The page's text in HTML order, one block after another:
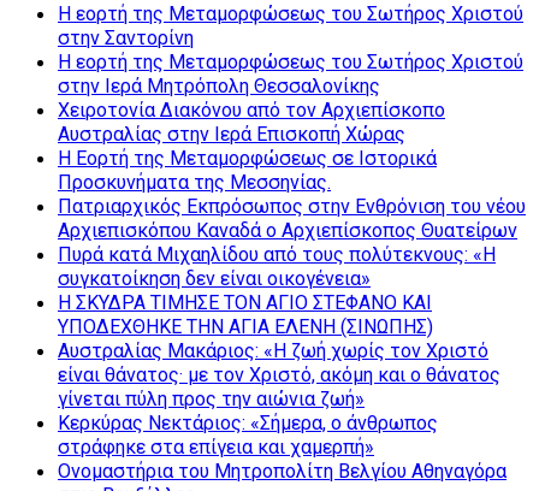
Η εορτή της Μεταμορφώσεως του Σωτήρος Χριστού
στην Σαντορίνη
Η εορτή της Μεταμορφώσεως του Σωτήρος Χριστού
στην Ιερά Μητρόπολη Θεσσαλονίκης
Χειροτονία Διακόνου από τον Αρχιεπίσκοπο
Αυστραλίας στην Ιερά Επισκοπή Χώρας
Η Εορτή της Μεταμορφώσεως σε Ιστορικά
Προσκυνήματα της Μεσσηνίας.
Πατριαρχικός Εκπρόσωπος στην Ενθρόνιση του νέου
Αρχιεπισκόπου Καναδά ο Αρχιεπίσκοπος Θυατείρων
Πυρά κατά Μιχαηλίδου από τους πολύτεκνους: «Η
συγκατοίκηση δεν είναι οικογένεια»
Η ΣΚΥΔΡΑ ΤΙΜΗΣΕ ΤΟΝ ΑΓΙΟ ΣΤΕΦΑΝΟ ΚΑΙ
ΥΠΟΔΕΧΘΗΚΕ ΤΗΝ ΑΓΙΑ ΕΛΕΝΗ (ΣΙΝΩΠΗΣ)
Αυστραλίας Μακάριος: «Η ζωή χωρίς τον Χριστό
είναι θάνατος· με τον Χριστό, ακόμη και ο θάνατος
γίνεται πύλη προς την αιώνια ζωή»
Κερκύρας Νεκτάριος: «Σήμερα, ο άνθρωπος
στράφηκε στα επίγεια και χαμερπή»
Ονομαστήρια του Μητροπολίτη Βελγίου Αθηναγόρα